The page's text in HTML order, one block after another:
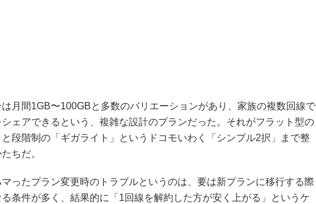
月間1GB〜100GBと多数のバリエーションがあり、家族の複数回線で
シェアできるという、複雑な設計のプランだった。それがフラット型の
と段階制の「ギガライト」というドコモいわく「シンプル2択」まで整
ちだ。
ったプラン変更時のトラブルというのは、要は新プランに移行する際
条件が多く、結果的に「1回線を解約した方が安く上がる」というケ